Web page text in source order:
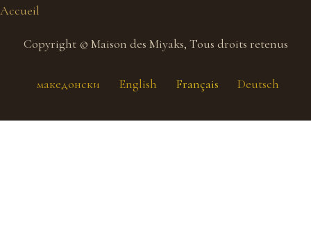
Accueil
Copyright © Maison des Miyaks, Tous droits retenus
македонски English Français Deutsch